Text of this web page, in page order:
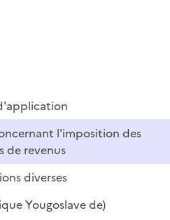
l'imposition des
de revenus
diverses
Yougoslave de)